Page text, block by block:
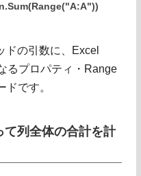
ドの引数に、Excel
るプロパティ・Range
です。
列全体の合計を計